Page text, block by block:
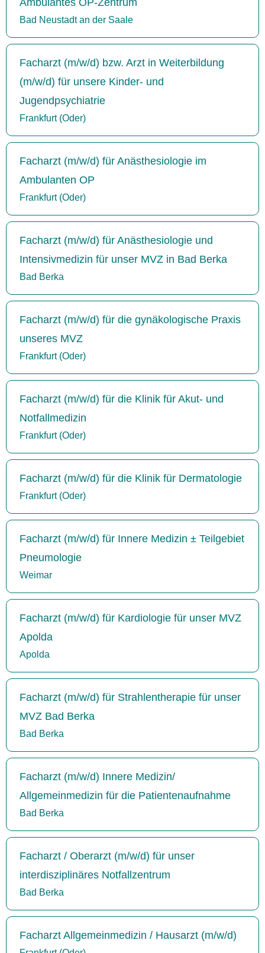
Bad Neustadt an der Saale
Facharzt (m/w/d) bzw. Arzt in Weiterbildung
(m/w/d) für unsere Kinder- und
Jugendpsychiatrie
Frankfurt (Oder)
Facharzt (m/w/d) für Anästhesiologie im
Ambulanten OP
Frankfurt (Oder)
Facharzt (m/w/d) für Anästhesiologie und
Intensivmedizin für unser MVZ in Bad Berka
Bad Berka
Facharzt (m/w/d) für die gynäkologische Praxis
unseres MVZ
Frankfurt (Oder)
Facharzt (m/w/d) für die Klinik für Akut- und
Notfallmedizin
Frankfurt (Oder)
Facharzt (m/w/d) für die Klinik für Dermatologie
Frankfurt (Oder)
Facharzt (m/w/d) für Innere Medizin ± Teilgebiet
Pneumologie
Weimar
Facharzt (m/w/d) für Kardiologie für unser MVZ
Apolda
Apolda
Facharzt (m/w/d) für Strahlentherapie für unser
MVZ Bad Berka
Bad Berka
Facharzt (m/w/d) Innere Medizin/
Allgemeinmedizin für die Patientenaufnahme
Bad Berka
Facharzt / Oberarzt (m/w/d) für unser
interdisziplinäres Notfallzentrum
Bad Berka
Facharzt Allgemeinmedizin / Hausarzt (m/w/d)